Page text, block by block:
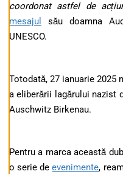
coordonat astfel de
mesajul
său doamna
UNESCO.
Totodată, 27 ianuarie 2025
a eliberării lagărului nazist
Auschwitz Birkenau.
Pentru a marca această
o serie deevenimente,